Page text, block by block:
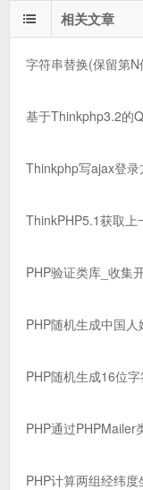
相关文章
字符串替换(保留第
基于Thinkphp3.2的
Thinkphp写ajax登
ThinkPHP5.1获取上
PHP验证类库_收集
PHP随机生成中国人
PHP随机生成16位
PHP通过PHPMailer
PHP计算两组经纬